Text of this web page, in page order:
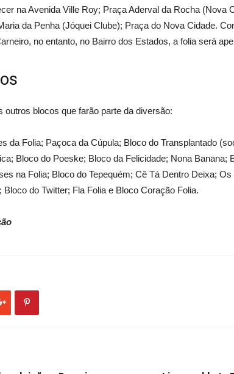
na Avenida Ville Roy; Praça Aderval da Rocha (Nova
da Penha (Jóquei Clube); Praça do Nova Cidade.
no entanto, no Bairro dos Estados, a folia será
outros blocos que farão parte da diversão:
da Folia; Paçoca da Cúpula; Bloco do Transplantado
Bloco do Poeske; Bloco da Felicidade; Nona Banana;
na Folia; Bloco do Tepequém; Cê Tá Dentro Deixa;
Bloco do Twitter; Fla Folia e Bloco Coração Folia.